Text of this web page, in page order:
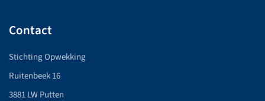
Contact
Stichting Opwekking
Ruitenbeek 16
3881 LW Putten